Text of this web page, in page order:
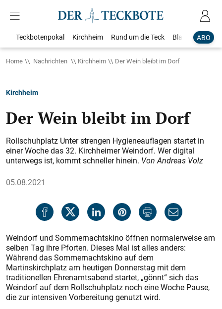
ABO
Teckbotenpokal Kirchheim Rund um die Teck Blaulicht
Home Nachrichten Kirchheim Der Wein bleibt im Dorf
Kirchheim
Der Wein bleibt im Dorf
Rollschuhplatz Unter strengen Hygieneauflagen startet in
einer Woche das 32. Kirchheimer Weindorf. Wer digital
unterwegs ist, kommt schneller hinein. Von Andreas Volz
05.08.2021
Weindorf und Sommernachtskino öffnen normalerweise am
selben Tag ihre Pforten. Dieses Mal ist alles anders:
Während das Sommernachtskino auf dem
Martinskirchplatz am heutigen Donnerstag mit dem
traditionellen Ehrenamtsabend startet, „gönnt“ sich das
Weindorf auf dem Rollschuhplatz noch eine Woche Pause,
die zur intensiven Vorbereitung genutzt wird.